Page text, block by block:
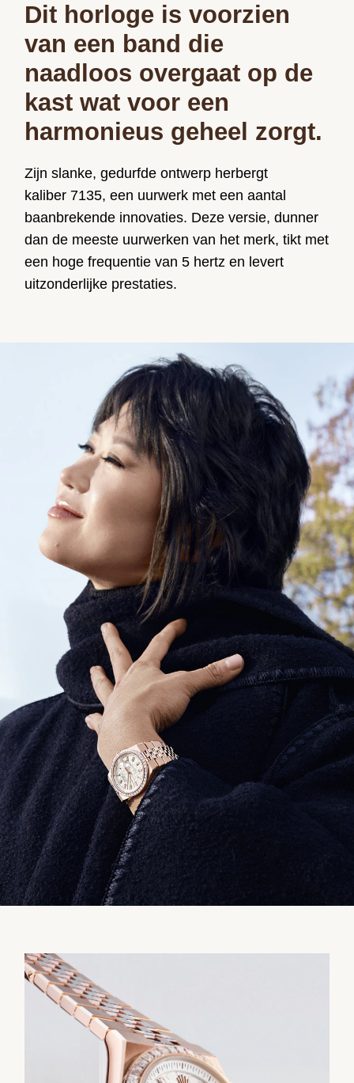
Dit horloge is voorzien
van een band die
naadloos overgaat op de
kast wat voor een
harmonieus geheel zorgt.
Zijn slanke, gedurfde ontwerp herbergt
kaliber 7135, een uurwerk met een aantal
baanbrekende innovaties. Deze versie, dunner
dan de meeste uurwerken van het merk, tikt met
een hoge frequentie van 5 hertz en levert
uitzonderlijke prestaties.